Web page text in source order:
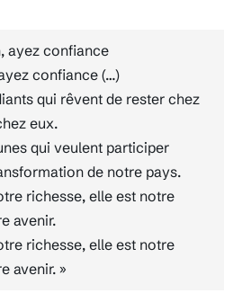
ayez confiance
confiance (…)
qui rêvent de rester chez
eux.
qui veulent participer
de notre pays.
richesse, elle est notre
avenir.
richesse, elle est notre
avenir. »